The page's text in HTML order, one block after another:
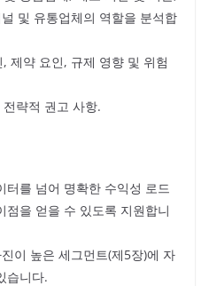
및 유통업체의 역할을 분석합
제약 요인, 규제 영향 및 위험
략적 권고 사항.
터를 넘어 명확한 수익성 로드
점을 얻을 수 있도록 지원합니
이 높은 세그먼트(제5장)에 자
습니다.